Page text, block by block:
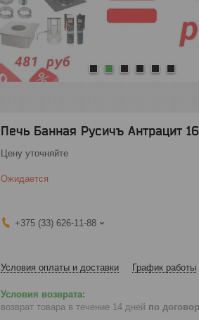
Печь Банная Русичъ Антрацит
Цену уточняйте
Ожидается
+375 (33) 626-11-88
Условия оплаты и доставки График работы
возврат товара в течение 14 дней по